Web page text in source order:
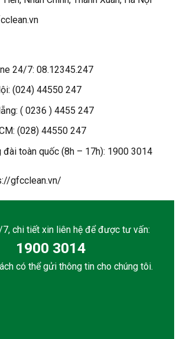
24/7: 08.12345.247
(024) 44550 247
( 0236 ) 4455 247
(028) 44550 247
đài toàn quốc (8h – 17h): 1900 3014
gfcclean.vn/
chi tiết xin liên hệ để được tư vấn:
1900 3014
có thể gửi thông tin cho chúng tôi.